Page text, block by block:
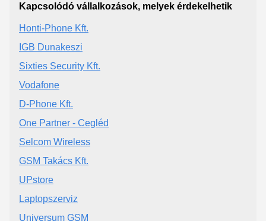
Kapcsolódó vállalkozások, melyek érdekelhetik
Honti-Phone Kft.
IGB Dunakeszi
Sixties Security Kft.
Vodafone
D-Phone Kft.
One Partner - Cegléd
Selcom Wireless
GSM Takács Kft.
UPstore
Laptopszerviz
Universum GSM